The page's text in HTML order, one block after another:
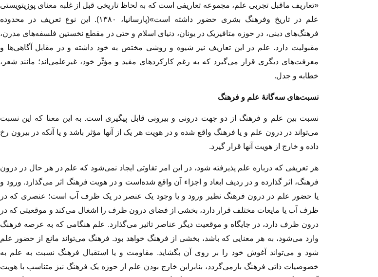
«تعاریف ماقبل تجربى علم، مجموعه تعاریفى است که به لحاظ تاریخى قبل از غلبه معناى پوزیتویستى
علم در تاریخ وفرهنگ‏ بشرى حضور داشته ‏است»(پارسانیا، ۱۳۸۰). این نوع تعریف در محدوده
فرهنگ‏‌هاى دینى، در حوزه متافیزیک در یونان، دنیاى اسلام و حتی در مقطع نخستین فلسفه‏‌هاى مدرن،
مقبولیت دارد. علم در این تعاریف نیز شیوه و روشی مختص به خود داشته و در مقابل آگاهی‌ها و
معرفت‌های دیگری قرار می‌گیرد که به رغم کارکردهای مفید و مؤثّر خود، غیر‌علمی‌اند؛ مانند شعر،
خطابه و جدل.
نسبت‏‌هاى سه‏‌گانۀ علم و فرهنگ‏
نسبت بین علم و فرهنگ از دو جهت درونى و بیرونى قابل پیگیرى است. به این معنا که این نسبت
مى‏‌تواند در درون علم و یا فرهنگ واقع شده و در هویت هر یک از آنها مؤثر باشد و یا آنکه در بیرون رخ
داده و خارج از هویت آنها قرار گیرد.
هر تعریفى که درباره علم پذیرفته شود، در این امر تفاوتى ایجاد نمى‌‏شود که علم در هر حال در درون
فرهنگ، اثر گذارده و در ردیف ابعاد و اجزاء آن واقع شده‌است و در هویت فرهنگ اثر مى‏‌گذارد. ورود و
یا حضور علم در درون فرهنگ نظیر ورود و یا وجود یک عنصر در یک ظرف آب است؛ عنصرى که در
ظرف آب یا مایعات مختلف قرار دارد، بخشى از فضاى درون ظرف را اشغال مى‏‌کند و موقعیتى که در
درون ظرف دارد، در جایگاه و موقعیت‏ دیگر عناصر تاثیر مى‏‌گذارد. علم هنگامى که به عرصه فرهنگ
وارد مى‏‌شود، به هر معنایى که باشد، بخشى از فرهنگ خواهد بود. فرهنگ‏ مى‌‏تواند مانع از حضور علم
شود و مى‌‏تواند آغوش خود را بر روى آن بگشاید. مقاومت و یا استقبال فرهنگ نسبت به علم به
خصوصیات ذاتی فرهنگ بازمى‏‌گردد، بنابراین خارج بودن علم از حوزه یک فرهنگ نیز متناسب با هویت